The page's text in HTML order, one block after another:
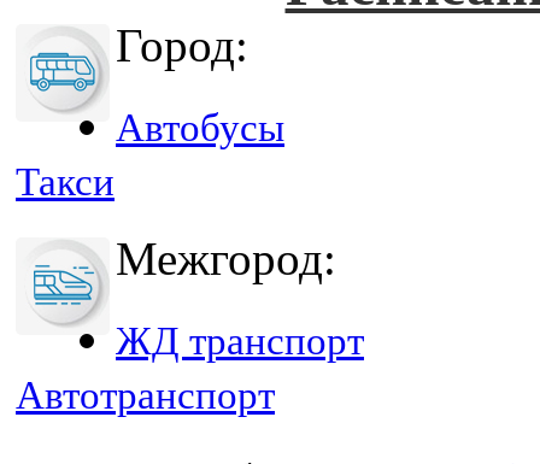
Город:
Автобусы
Такси
Межгород:
ЖД транспорт
Автотранспорт